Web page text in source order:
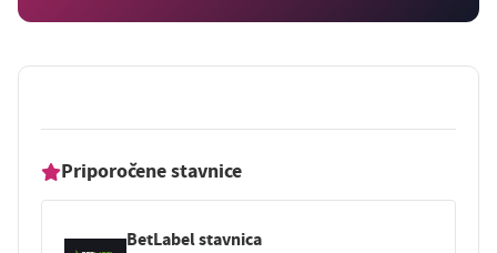
Priporočene stavnice
BetLabel stavnica